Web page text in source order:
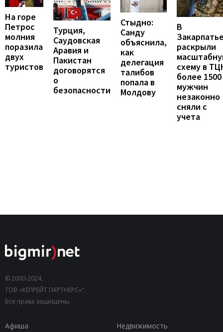
На горе
Петрос
молния
поразила
двух
туристов
Турция,
Саудовская
Аравия и
Пакистан
договорятся
о
безопасности
Стыдно:
Санду
объяснила,
как
делегация
талибов
попала в
Молдову
В
раскрыли
схему в
более 1500
мужчин
незаконно
сняли с
учета
© 2000-2024,
ТОВ «КЕПРЕЙТ ПАРТНЕРС»".
Все права защищены.
Афиша
Недвижимость